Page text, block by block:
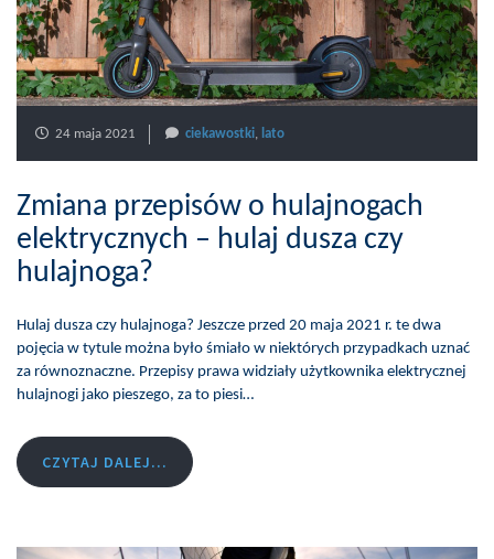
24 maja 2021 ciekawostki, lato
Zmiana przepisów o hulajnogach
elektrycznych – hulaj dusza czy
hulajnoga?
Hulaj dusza czy hulajnoga? Jeszcze przed 20 maja 2021 r. te dwa
pojęcia w tytule można było śmiało w niektórych przypadkach uznać
za równoznaczne. Przepisy prawa widziały użytkownika elektrycznej
hulajnogi jako pieszego, za to piesi…
CZYTAJ DALEJ...